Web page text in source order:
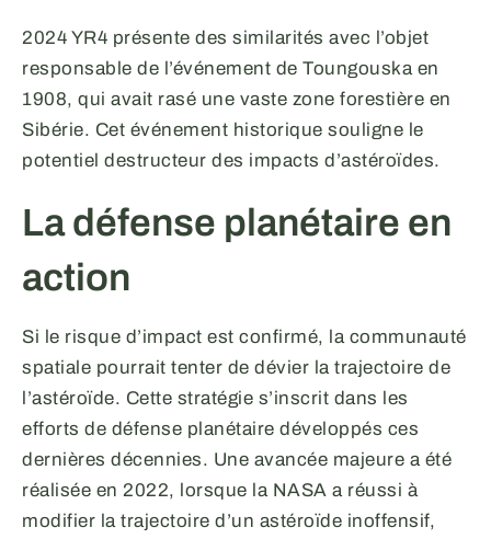
2024 YR4 présente des similarités avec l’objet
responsable de l’événement de Toungouska en
1908, qui avait rasé une vaste zone forestière en
Sibérie. Cet événement historique souligne le
potentiel destructeur des impacts d’astéroïdes.
La défense planétaire en
action
Si le risque d’impact est confirmé, la communauté
spatiale pourrait tenter de dévier la trajectoire de
l’astéroïde. Cette stratégie s’inscrit dans les
efforts de défense planétaire développés ces
dernières décennies. Une avancée majeure a été
réalisée en 2022, lorsque la NASA a réussi à
modifier la trajectoire d’un astéroïde inoffensif,